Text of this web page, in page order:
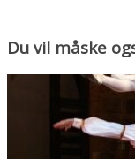
Du vil måske